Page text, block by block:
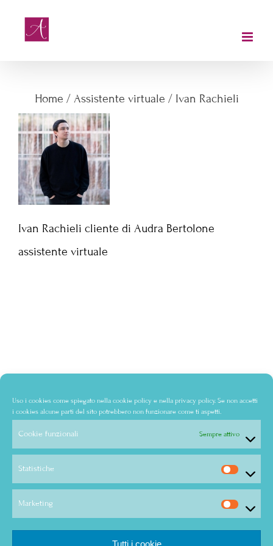
Uso i cookies come spiegato nella cookie policy e nella privacy policy. Se non accetti
i cookies alcune parti del sito potrebbero non funzionare come ti aspetti.
Cookie funzionali Sempre attivo
Statistiche
Marketing
Tutti i cookie
Home / Assistente virtuale / Ivan Rachieli
Ivan Rachieli cliente di Audra Bertolone
assistente virtuale